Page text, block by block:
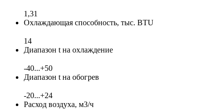
1,31
Охлаждающая способность, тыс. BTU
14
Диапазон t на охлаждение
-40...+50
Диапазон t на обогрев
-20...+24
Расход воздуха, м3/ч